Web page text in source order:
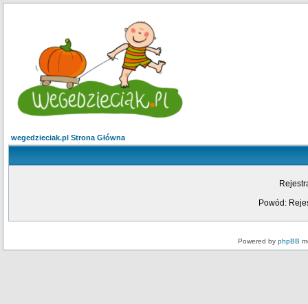
wegedzieciak.pl Strona Główna
Powód:
Powered by phpBB